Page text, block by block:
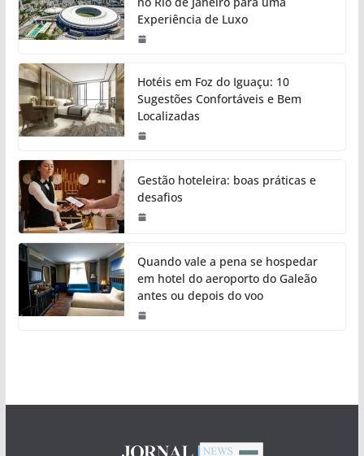
Experiência de Luxo
Hotéis em Foz do Iguaçu: 10
Sugestões Confortáveis e Bem
Localizadas
Gestão hoteleira: boas práticas e
desafios
Quando vale a pena se hospedar
em hotel do aeroporto do Galeão
antes ou depois do voo